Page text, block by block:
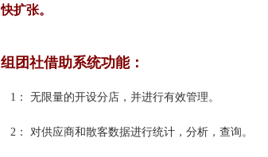
快扩张。
组团社借助系统功能：
1： 无限量的开设分店，并进行有效管理。
2： 对供应商和散客数据进行统计，分析，查询。